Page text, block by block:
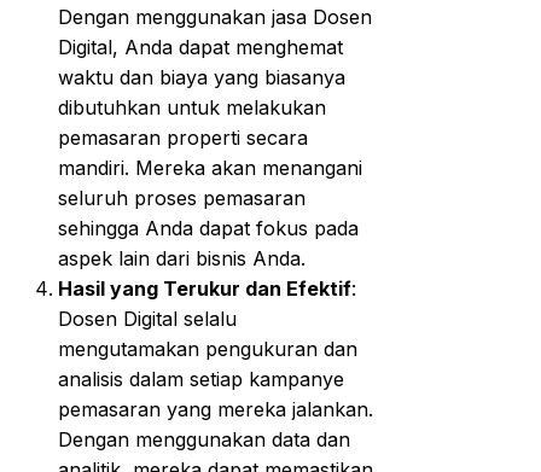
Dengan menggunakan jasa Dosen
Digital, Anda dapat menghemat
waktu dan biaya yang biasanya
dibutuhkan untuk melakukan
pemasaran properti secara
mandiri. Mereka akan menangani
seluruh proses pemasaran
sehingga Anda dapat fokus pada
aspek lain dari bisnis Anda.
Hasil yang Terukur dan Efektif:
Dosen Digital selalu
mengutamakan pengukuran dan
analisis dalam setiap kampanye
pemasaran yang mereka jalankan.
Dengan menggunakan data dan